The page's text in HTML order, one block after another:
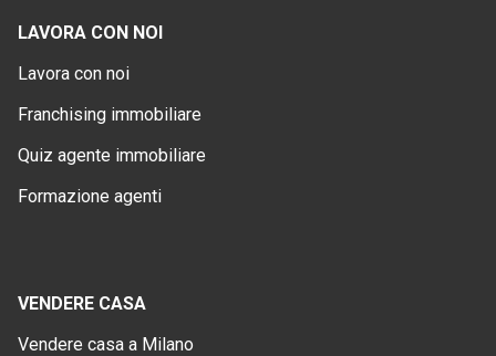
LAVORA CON NOI
Lavora con noi
Franchising immobiliare
Quiz agente immobiliare
Formazione agenti
VENDERE CASA
Vendere casa a Milano